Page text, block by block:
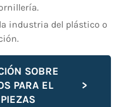
industria del plástico o
SOBRE
PARA EL